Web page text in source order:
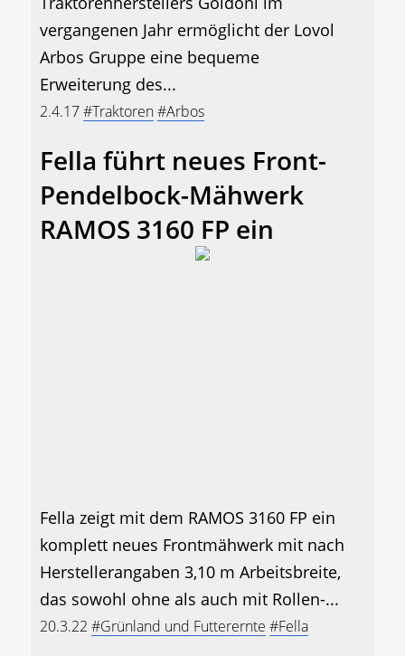
vergangenen Jahr ermöglicht der Lovol
Arbos Gruppe eine bequeme
Erweiterung des...
2.4.17#Traktoren#Arbos
Fella führt neues Front-
Pendelbock-Mähwerk
RAMOS 3160 FP ein
Fella zeigt mit dem RAMOS 3160 FP ein
komplett neues Frontmähwerk mit nach
Herstellerangaben 3,10 m Arbeitsbreite,
das sowohl ohne als auch mit Rollen-...
20.3.22 #Grünland und Futterernte #Fella